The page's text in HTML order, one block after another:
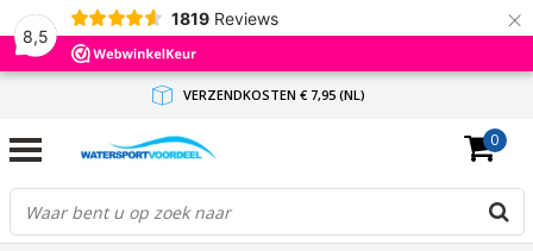
8,5
1819 Reviews ×
VERZENDKOSTEN € 7,95 (NL)
GRATIS VERZENDING(NL) VANAF € 65,-
BINNEN 1-3 WERKDAGEN ANTWOORD
0